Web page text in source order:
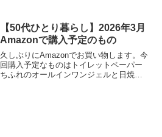
た。ネットで買うよりは安いようです
が。。。あと、Kiuのイ...
【50代ひとり暮らし】2026年3月
Amazonで購入予定のもの
久しぶりにAmazonでお買い物します。今
回購入予定なものはトイレットペーパー
ちふれのオールインワンジェルと日焼け